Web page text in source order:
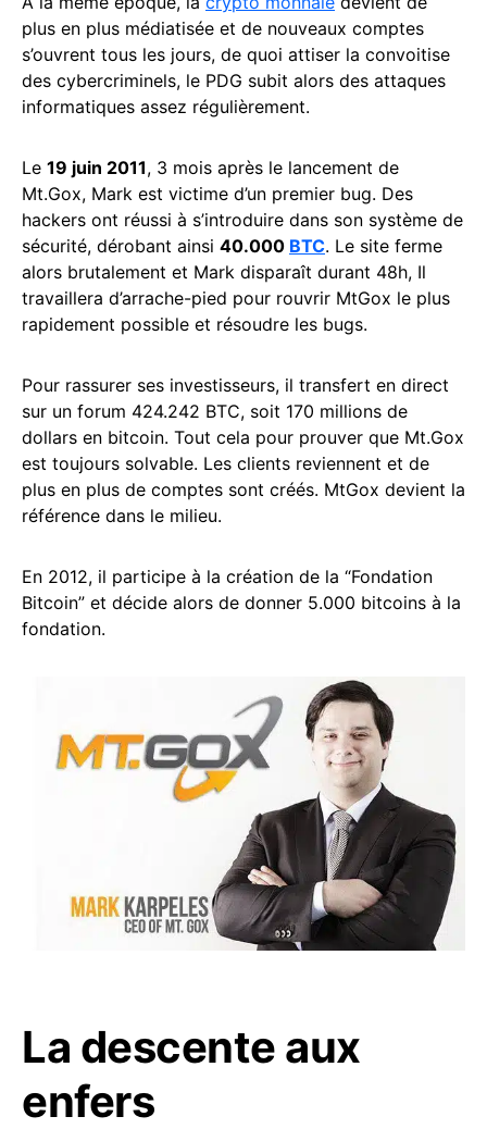
plus en plus médiatisée et de nouveaux comptes
s’ouvrent tous les jours, de quoi attiser la convoitise
des cybercriminels, le PDG subit alors des attaques
informatiques assez régulièrement.
Le 19 juin 2011, 3 mois après le lancement de
Mt.Gox, Mark est victime d’un premier bug. Des
hackers ont réussi à s’introduire dans son système de
sécurité, dérobant ainsi 40.000 BTC. Le site ferme
alors brutalement et Mark disparaît durant 48h, Il
travaillera d’arrache-pied pour rouvrir MtGox le plus
rapidement possible et résoudre les bugs.
Pour rassurer ses investisseurs, il transfert en direct
sur un forum 424.242 BTC, soit 170 millions de
dollars en bitcoin. Tout cela pour prouver que Mt.Gox
est toujours solvable. Les clients reviennent et de
plus en plus de comptes sont créés. MtGox devient la
référence dans le milieu.
En 2012, il participe à la création de la “Fondation
Bitcoin” et décide alors de donner 5.000 bitcoins à la
fondation.
La descente aux
enfers